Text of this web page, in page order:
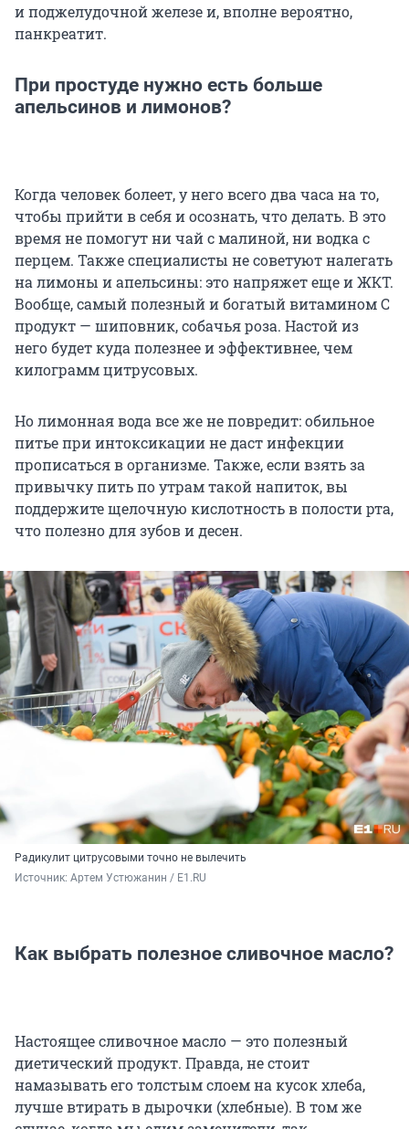
и поджелудочной железе и, вполне вероятно,
панкреатит.
При простуде нужно есть больше
апельсинов и лимонов?
Когда человек болеет, у него всего два часа на то,
чтобы прийти в себя и осознать, что делать. В это
время не помогут ни чай с малиной, ни водка с
перцем. Также специалисты не советуют налегать
на лимоны и апельсины: это напряжет еще и ЖКТ.
Вообще, самый полезный и богатый витамином С
продукт — шиповник, собачья роза. Настой из
него будет куда полезнее и эффективнее, чем
килограмм цитрусовых.
Но лимонная вода все же не повредит: обильное
питье при интоксикации не даст инфекции
прописаться в организме. Также, если взять за
привычку пить по утрам такой напиток, вы
поддержите щелочную кислотность в полости рта,
что полезно для зубов и десен.
Радикулит цитрусовыми точно не вылечить
Источник: Артем Устюжанин / E1.RU
Как выбрать полезное сливочное масло?
Настоящее сливочное масло — это полезный
диетический продукт. Правда, не стоит
намазывать его толстым слоем на кусок хлеба,
лучше втирать в дырочки (хлебные). В том же